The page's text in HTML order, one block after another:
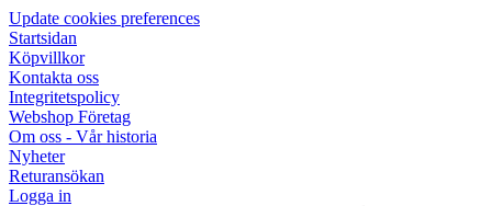
Update cookies preferences
Startsidan
Köpvillkor
Kontakta oss
Integritetspolicy
Webshop Företag
Om oss - Vår historia
Nyheter
Returansökan
Logga in